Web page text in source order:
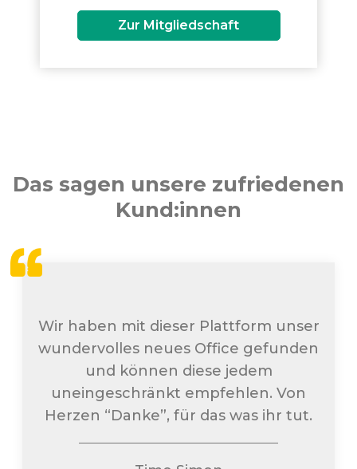
Zur Mitgliedschaft
Das sagen unsere zufriedenen
Kund:innen
Wir haben mit dieser Plattform unser
wundervolles neues Office gefunden
und können diese jedem
uneingeschränkt empfehlen. Von
Herzen “Danke”, für das was ihr tut.